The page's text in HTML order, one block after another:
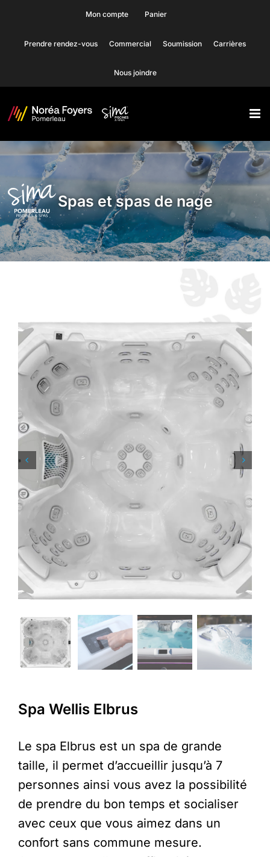
content
Mon compte Panier
Prendre rendez-vous Commercial Soumission Carrières
Nous joindre
Spas et spas de nage
Spa Wellis Elbrus
Le spa Elbrus est un spa de grande
taille, il permet d’accueillir jusqu’à 7
personnes ainsi vous avez la possibilité
de prendre du bon temps et socialiser
avec ceux que vous aimez dans un
confort sans commune mesure.